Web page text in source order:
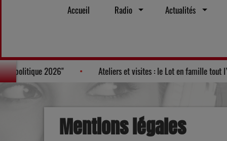
Accueil Radio Actualités
visages de la politique 2026" Ateliers et visites : le
Mentions légales